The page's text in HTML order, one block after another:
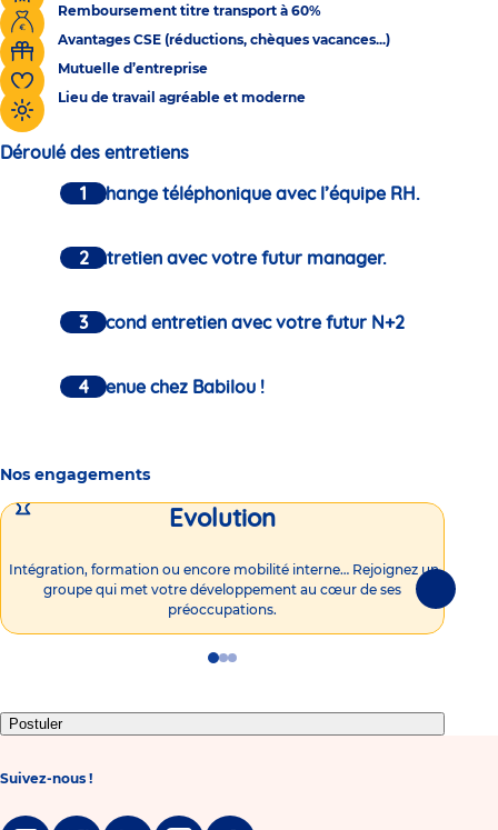
Remboursement titre transport à 60%
Avantages CSE (réductions, chèques vacances...)
Mutuelle d’entreprise
Lieu de travail agréable et moderne
Déroulé des entretiens
Un échange téléphonique avec l’équipe RH.
Un entretien avec votre futur manager.
Un second entretien avec votre futur N+2
Bienvenue chez Babilou !
Nos engagements
Evolution
Intégration, formation ou encore mobilité interne… Rejoignez un
groupe qui met votre développement au cœur de ses
préoccupations.
Go
1
Go
2
Go
3
Postuler
Suivez-nous !